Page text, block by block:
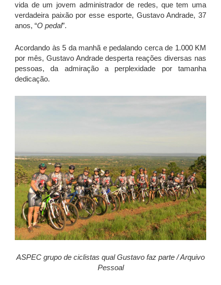
vida de um jovem administrador de redes, que tem uma
verdadeira paixão por esse esporte, Gustavo Andrade, 37
anos, “O pedal”.
Acordando às 5 da manhã e pedalando cerca de 1.000 KM
por mês, Gustavo Andrade desperta reações diversas nas
pessoas, da admiração a perplexidade por tamanha
dedicação.
ASPEC grupo de ciclistas qual Gustavo faz parte / Arquivo
Pessoal